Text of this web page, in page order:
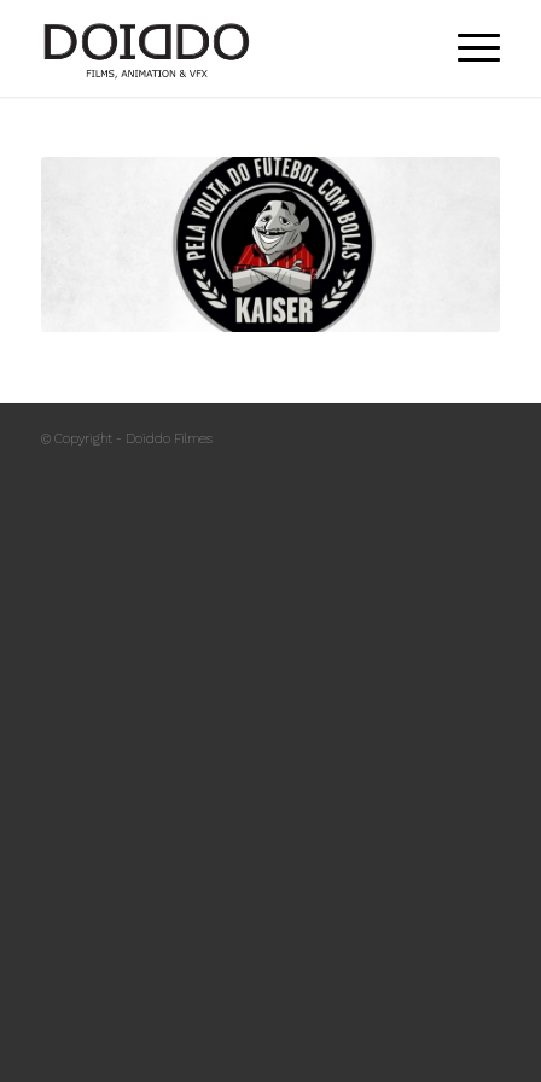
© Copyright - Doiddo Filmes